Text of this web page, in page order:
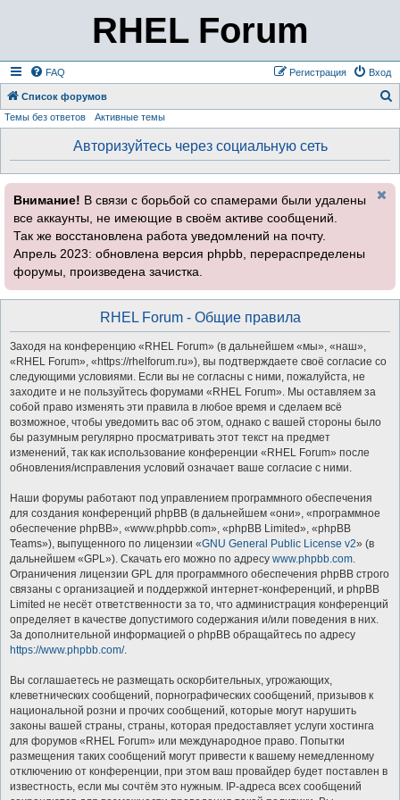
RHEL Forum
FAQ Вход
Регистрация
Список форумов
Темы без ответов Активные темы
Авторизуйтесь через социальную сеть
Внимание! В связи с борьбой со спамерами были удалены
все аккаунты, не имеющие в своём активе сообщений.
Так же восстановлена работа уведомлений на почту.
Апрель 2023: обновлена версия phpbb, перераспределены
форумы, произведена зачистка.
RHEL Forum - Общие правила
Заходя на конференцию «RHEL Forum» (в дальнейшем «мы», «наш»,
«RHEL Forum», «https://rhelforum.ru»), вы подтверждаете своё согласие со
следующими условиями. Если вы не согласны с ними, пожалуйста, не
заходите и не пользуйтесь форумами «RHEL Forum». Мы оставляем за
собой право изменять эти правила в любое время и сделаем всё
возможное, чтобы уведомить вас об этом, однако с вашей стороны было
бы разумным регулярно просматривать этот текст на предмет
изменений, так как использование конференции «RHEL Forum» после
обновления/исправления условий означает ваше согласие с ними.
Наши форумы работают под управлением программного обеспечения
для создания конференций phpBB (в дальнейшем «они», «программное
обеспечение phpBB», «www.phpbb.com», «phpBB Limited», «phpBB
Teams»), выпущенного по лицензии «GNU General Public License v2» (в
дальнейшем «GPL»). Скачать его можно по адресу www.phpbb.com.
Ограничения лицензии GPL для программного обеспечения phpBB строго
связаны с организацией и поддержкой интернет-конференций, и phpBB
Limited не несёт ответственности за то, что администрация конференций
определяет в качестве допустимого содержания и/или поведения в них.
За дополнительной информацией о phpBB обращайтесь по адресу
https://www.phpbb.com/.
Вы соглашаетесь не размещать оскорбительных, угрожающих,
клеветнических сообщений, порнографических сообщений, призывов к
национальной розни и прочих сообщений, которые могут нарушить
законы вашей страны, страны, которая предоставляет услуги хостинга
для форумов «RHEL Forum» или международное право. Попытки
размещения таких сообщений могут привести к вашему немедленному
отключению от конференции, при этом ваш провайдер будет поставлен в
известность, если мы сочтём это нужным. IP-адреса всех сообщений